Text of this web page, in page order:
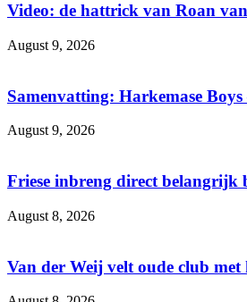
Video: de hattrick van Roan
August 9, 2026
Samenvatting: Harkemase
August 9, 2026
Friese inbreng direct belangrijk
August 8, 2026
Van der Weij velt oude club